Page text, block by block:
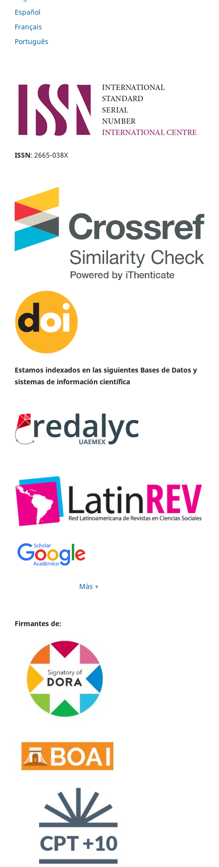
Español
Français
Português
ISSN: 2665-038X
Estamos indexados en las siguientes Bases de Datos y
sistemas de información científica
Más +
Firmantes de: